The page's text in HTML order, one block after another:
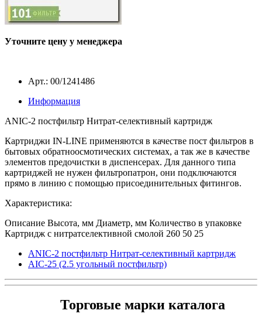
Уточните цену у менеджера
Арт.: 00/1241486
Информация
ANIC-2 постфильтр Нитрат-селективный картридж
Картриджи IN-LINE применяются в качестве пост фильтров в
бытовых обратноосмотических системах, а так же в качестве
элементов предочистки в диспенсерах. Для данного типа
картриджей не нужен фильтропатрон, они подключаются
прямо в линию с помощью присоединительных фитингов.
Характеристика:
Описание Высота, мм Диаметр, мм Количество в упаковке
Картридж c нитратселективной смолой 260 50 25
ANIC-2 постфильтр Нитрат-селективный картридж
AIC-25 (2.5 угольный постфильтр)
Торговые марки каталога